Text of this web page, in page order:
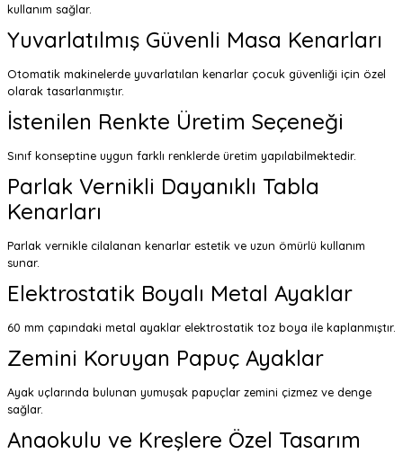
kullanım sağlar.
Yuvarlatılmış Güvenli Masa Kenarları
Otomatik makinelerde yuvarlatılan kenarlar çocuk güvenliği için özel
olarak tasarlanmıştır.
İstenilen Renkte Üretim Seçeneği
Sınıf konseptine uygun farklı renklerde üretim yapılabilmektedir.
Parlak Vernikli Dayanıklı Tabla
Kenarları
Parlak vernikle cilalanan kenarlar estetik ve uzun ömürlü kullanım
sunar.
Elektrostatik Boyalı Metal Ayaklar
60 mm çapındaki metal ayaklar elektrostatik toz boya ile kaplanmıştır.
Zemini Koruyan Papuç Ayaklar
Ayak uçlarında bulunan yumuşak papuçlar zemini çizmez ve denge
sağlar.
Anaokulu ve Kreşlere Özel Tasarım